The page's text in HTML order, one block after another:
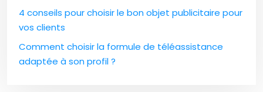
4 conseils pour choisir le bon objet publicitaire pour
vos clients
Comment choisir la formule de téléassistance
adaptée à son profil ?